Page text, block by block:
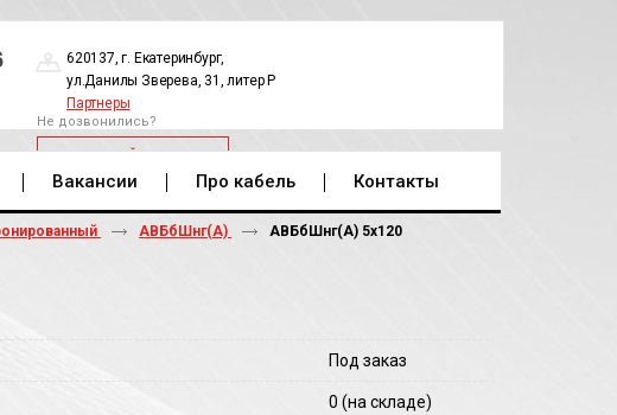
620137, г. Екатеринбург,
ул.Данилы Зверева, 31, литер Р
Партнеры
Не дозвонились?
ОБРАТНЫЙ ЗВОНОК
Вакансии Про кабель Контакты
АВБбШнг(А) АВБбШнг(A) 5х120
Под заказ
0 (на складе)